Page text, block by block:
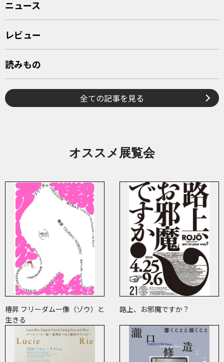
ニュース
レビュー
読みもの
全ての記事を見る
オススメ展覧会
椿昇 フリーダムー像（ゾウ）と
生きる
路上、お邪魔ですか？